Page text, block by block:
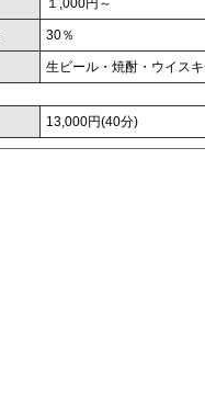
30％
生ビール・焼酎・ウイス
13,000円(40分)